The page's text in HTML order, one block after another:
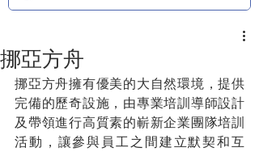
挪亞方舟
挪亞方舟擁有優美的大自然環境，提供
完備的歷奇設施，由專業培訓導師設計
及帶領進行高質素的嶄新企業團隊培訓
活動，讓參與員工之間建立默契和互